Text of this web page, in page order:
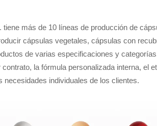
más de 10 líneas de producción de
cápsulas vegetales, cápsulas con
de varias especificaciones y
la fórmula personalizada interna, el
individuales de los clientes.